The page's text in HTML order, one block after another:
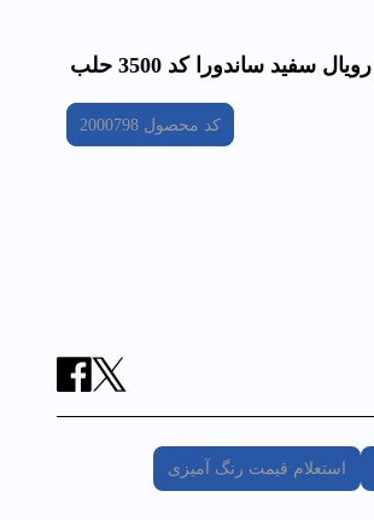
سفيد ساندورا کد 3500 حلب
کد محصول 2000798
استعلام قیمت رنگ آمیزی